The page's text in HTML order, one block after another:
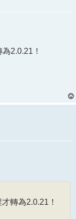
2.0.21！
轉為2.0.21！